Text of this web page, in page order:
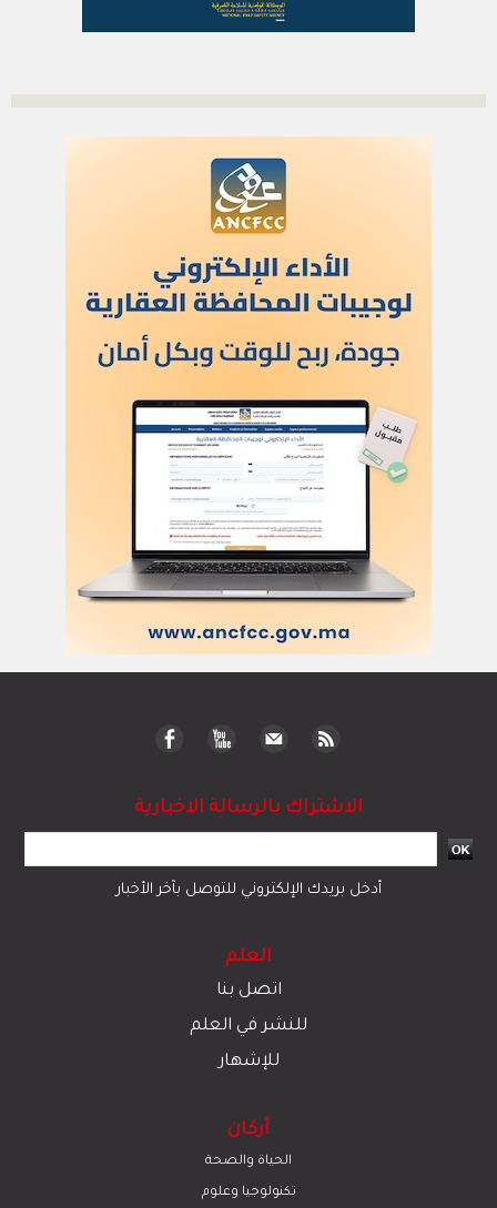
الاشتراك بالرسالة الاخبارية
أدخل بريدك الإلكتروني للتوصل بآخر الأخبار
العلم
اتصل بنا
للنشر في العلم
للإشهار
أركان
الحياة والصحة
تكنولوجيا وعلوم